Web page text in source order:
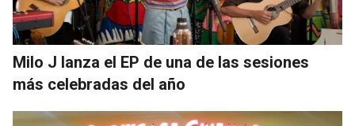
Milo J lanza el EP de una de las sesiones
más celebradas del año